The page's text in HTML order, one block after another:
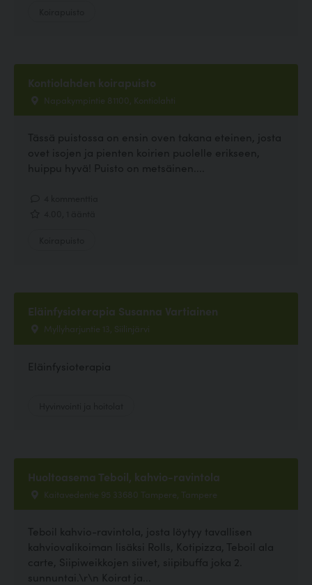
Kontiolahden koirapuisto
Napakympintie 81100, Kontiolahti
Tässä puistossa on ensin oven takana eteinen, josta
ovet isojen ja pienten koirien puolelle erikseen,
huippu hyvä! Puisto on metsäinen....
Eläinfysioterapia Susanna Vartiainen
Myllyharjuntie 13, Siilinjärvi
Eläinfysioterapia
Huoltoasema Teboil, kahvio-ravintola
Kaitavedentie 95 33680 Tampere, Tampere
Teboil kahvio-ravintola, josta löytyy tavallisen
kahviovalikoiman lisäksi Rolls, Kotipizza, Teboil ala
carte, Siipiweikkojen siivet, siipibuffa joka 2.
sunnuntai.\r\n Koirat ja...